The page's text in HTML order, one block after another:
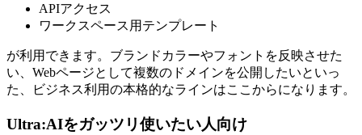
APIアクセス
ワークスペース用テンプレート
が利用できます。ブランドカラーやフォントを反映させた
い、Webページとして複数のドメインを公開したいといっ
た、ビジネス利用の本格的なラインはここからになります。
Ultra:AIをガッツリ使いたい人向け